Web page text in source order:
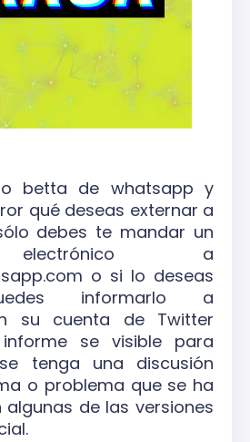
betta de whatsapp y
qué deseas externar a
debes te mandar un
a
o si lo deseas
informarlo a
su cuenta de Twitter
se visible para
tenga una discusión
o problema que se ha
de las versiones